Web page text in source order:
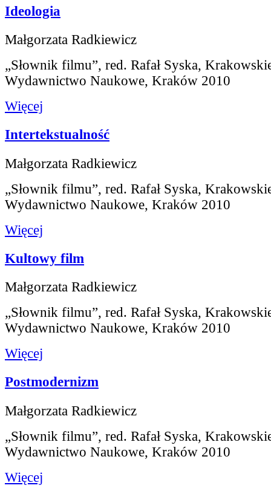
Ideologia
Małgorzata Radkiewicz
„Słownik filmu”, red. Rafał Syska,
Wydawnictwo Naukowe, Kraków 2010
Więcej
Intertekstualność
Małgorzata Radkiewicz
„Słownik filmu”, red. Rafał Syska,
Wydawnictwo Naukowe, Kraków 2010
Więcej
Kultowy film
Małgorzata Radkiewicz
„Słownik filmu”, red. Rafał Syska,
Wydawnictwo Naukowe, Kraków 2010
Więcej
Postmodernizm
Małgorzata Radkiewicz
„Słownik filmu”, red. Rafał Syska,
Wydawnictwo Naukowe, Kraków 2010
Więcej